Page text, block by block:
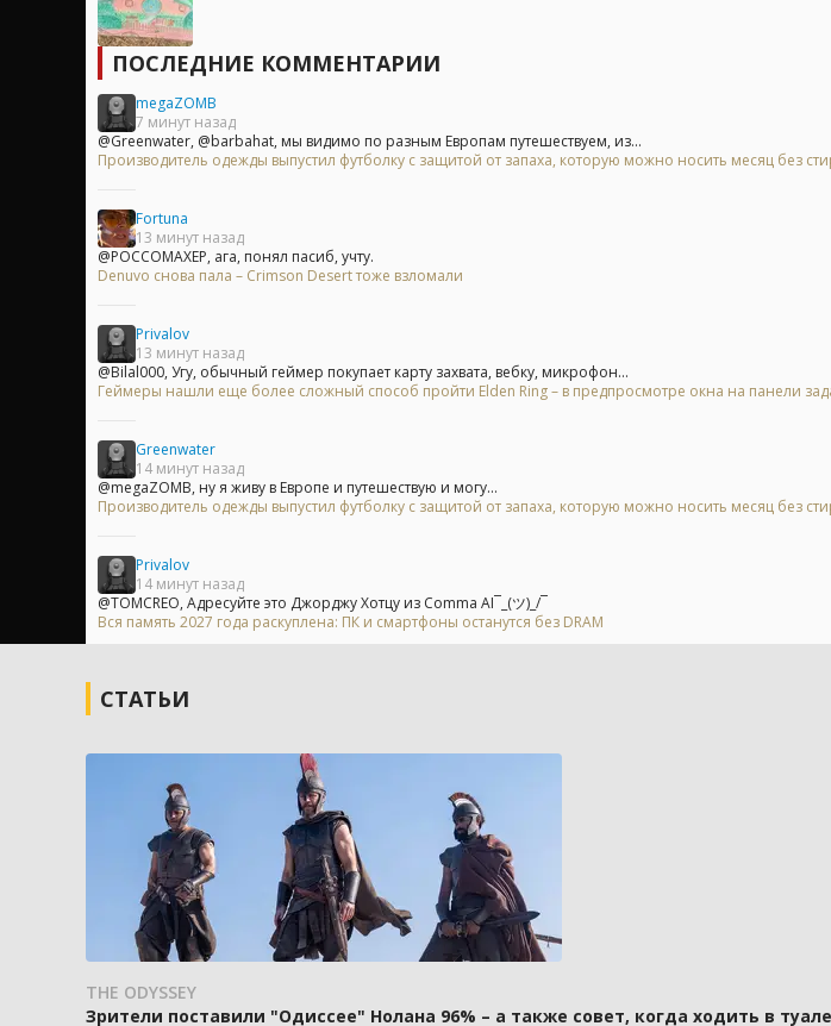
ПОСЛЕДНИЕ КОММЕНТАРИИ
megaZOMB
7 минут назад
@Greenwater, @barbahat, мы видимо по разным Европам путешествуем, из...
Производитель одежды выпустил футболку с защитой от запаха, которую можно носить месяц без
Fortuna
13 минут назад
@POCCOMAXEP, ага, понял пасиб, учту.
Denuvo снова пала – Crimson Desert тоже взломали
Privalov
13 минут назад
@Bilal000, Угу, обычный геймер покупает карту захвата, вебку, микрофон...
Геймеры нашли еще более сложный способ пройти Elden Ring – в предпросмотре окна на панели
Greenwater
14 минут назад
@megaZOMB, ну я живу в Европе и путешествую и могу...
Производитель одежды выпустил футболку с защитой от запаха, которую можно носить месяц без
Privalov
14 минут назад
@TOMCREO, Адресуйте это Джорджу Хотцу из Comma AI¯_(ツ)_/¯
Вся память 2027 года раскуплена: ПК и смартфоны останутся без DRAM
СТАТЬИ
THE ODYSSEY
Зрители поставили "Одиссее" Нолана 96% – а также совет, когда ходить в